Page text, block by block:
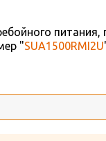
питания,
"SUA1500RMI2U